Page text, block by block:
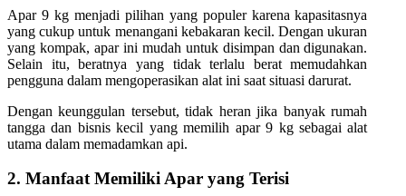
Apar 9 kg menjadi pilihan yang populer karena kapasitasnya
yang cukup untuk menangani kebakaran kecil. Dengan ukuran
yang kompak, apar ini mudah untuk disimpan dan digunakan.
Selain itu, beratnya yang tidak terlalu berat memudahkan
pengguna dalam mengoperasikan alat ini saat situasi darurat.
Dengan keunggulan tersebut, tidak heran jika banyak rumah
tangga dan bisnis kecil yang memilih apar 9 kg sebagai alat
utama dalam memadamkan api.
2. Manfaat Memiliki Apar yang Terisi